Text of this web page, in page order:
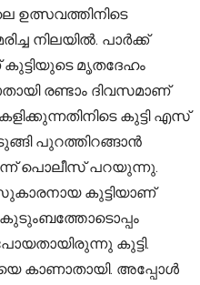
ഉത്സവത്തിനിടെ
നിലയിൽ. പാർക്ക്
മൃതദേഹം
രണ്ടാം ദിവസമാണ്
കുട്ടി എസ്
പുറത്തിറങ്ങാൻ
പൊലീസ് പറയുന്നു.
കുട്ടിയാണ്
കുടുംബത്തോടൊപ്പം
കുട്ടി.
കാണാതായി. അപ്പോൾ